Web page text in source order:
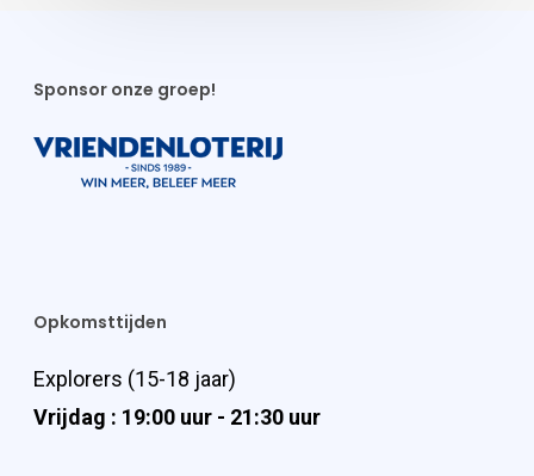
Sponsor onze groep!
Opkomsttijden
Explorers (15-18 jaar)
Vrijdag : 19:00 uur - 21:30 uur